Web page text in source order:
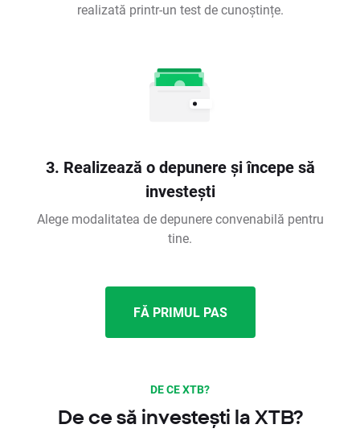
realizată printr-un test de cunoștințe.
3. Realizează o depunere și începe să
investești
Alege modalitatea de depunere convenabilă pentru
tine.
FĂ PRIMUL PAS
DE CE XTB?
De ce să investești la XTB?